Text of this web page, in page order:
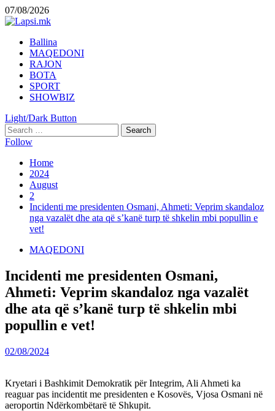
Skip
to
07/08/2026
Primary
Menu
Ballina
MAQEDONI
RAJON
BOTA
SPORT
SHOWBIZ
Light/Dark Button
Search
for:
Follow
Home
2024
August
2
Incidenti me presidenten Osmani, Ahmeti: Veprim skandaloz
nga vazalët dhe ata që s’kanë turp të shkelin mbi popullin e
vet!
MAQEDONI
Incidenti me presidenten Osmani,
Ahmeti: Veprim skandaloz nga vazalët
dhe ata që s’kanë turp të shkelin mbi
popullin e vet!
02/08/2024
Kryetari i Bashkimit Demokratik për Integrim, Ali Ahmeti ka
reaguar pas incidentit me presidenten e Kosovës, Vjosa Osmani në
aeroportin Ndërkombëtarë të Shkupit.